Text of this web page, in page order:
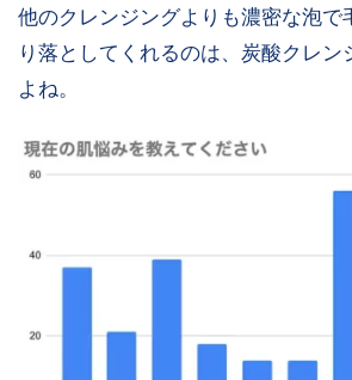
他のクレンジングよりも濃密な泡で
り落としてくれるのは、炭酸クレン
よね。